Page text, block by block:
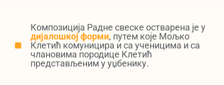
Композиција Радне свеске остварена је у
дијалошкој форми, путем које Мољко
Клетић комуницира и са ученицима и са
члановима породице Клетић
представљеним у уџбенику.